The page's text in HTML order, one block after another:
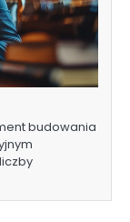
budowania